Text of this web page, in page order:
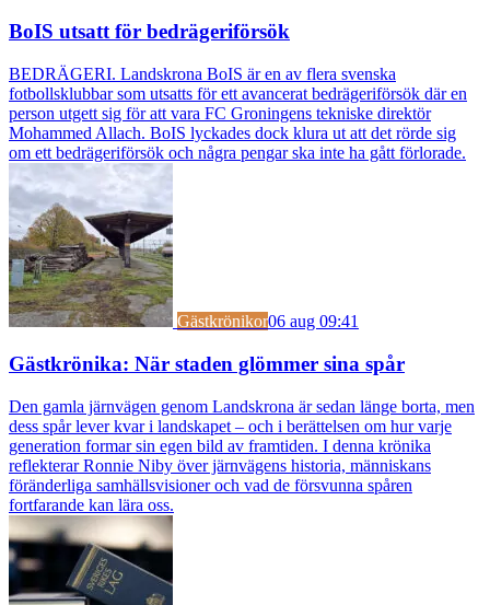
BoIS utsatt för bedrägeriförsök
BEDRÄGERI. Landskrona BoIS är en av flera svenska
fotbollsklubbar som utsatts för ett avancerat bedrägeriförsök där en
person utgett sig för att vara FC Groningens tekniske direktör
Mohammed Allach. BoIS lyckades dock klura ut att det rörde sig
om ett bedrägeriförsök och några pengar ska inte ha gått förlorade.
Gästkrönikor06 aug 09:41
Gästkrönika: När staden glömmer sina spår
Den gamla järnvägen genom Landskrona är sedan länge borta, men
dess spår lever kvar i landskapet – och i berättelsen om hur varje
generation formar sin egen bild av framtiden. I denna krönika
reflekterar Ronnie Niby över järnvägens historia, människans
föränderliga samhällsvisioner och vad de försvunna spåren
fortfarande kan lära oss.